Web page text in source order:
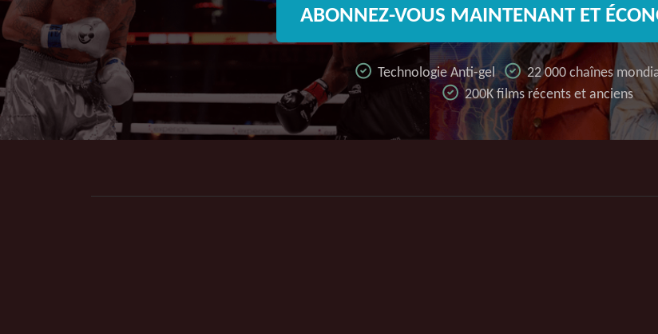
ABONNEZ-VOUS MAINTENANT ET
Technologie Anti-gel
22 000 chaînes
200K films récents et anciens